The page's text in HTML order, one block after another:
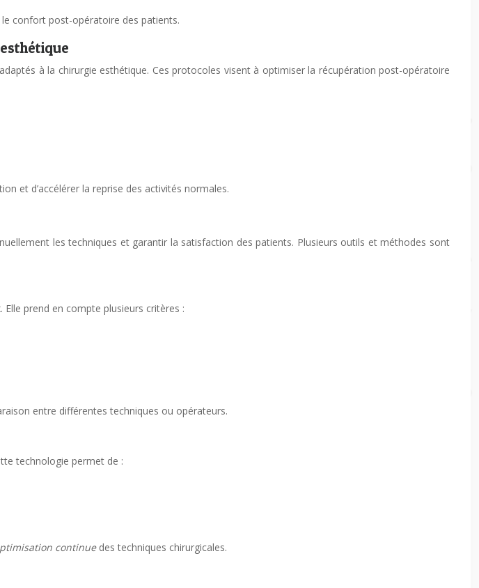
confort post-opératoire des patients.
à la chirurgie esthétique. Ces protocoles visent à optimiser la récupération post-opératoire
et d’accélérer la reprise des activités normales.
les techniques et garantir la satisfaction des patients. Plusieurs outils et méthodes sont
prend en compte plusieurs critères :
entre différentes techniques ou opérateurs.
technologie permet de :
continue des techniques chirurgicales.